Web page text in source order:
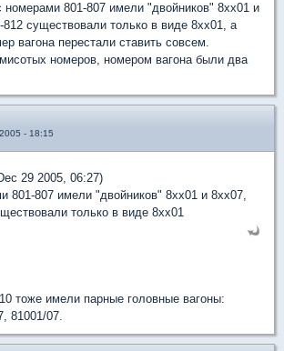
номерами 801-807 имели "двойников" 8хх01 и
812 существовали только в виде 8хх01, а
вагона перестали ставить совсем.
номеров, номером вагона были два
- 18:15
29 2005, 06:27)
801-807 имели "двойников" 8хх01 и 8хх07,
только в виде 8хх01
тоже имели парные головные вагоны:
81001/07.